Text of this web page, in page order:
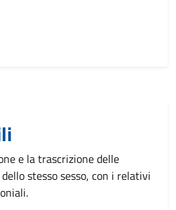
e la trascrizione delle
stesso sesso, con i relativi